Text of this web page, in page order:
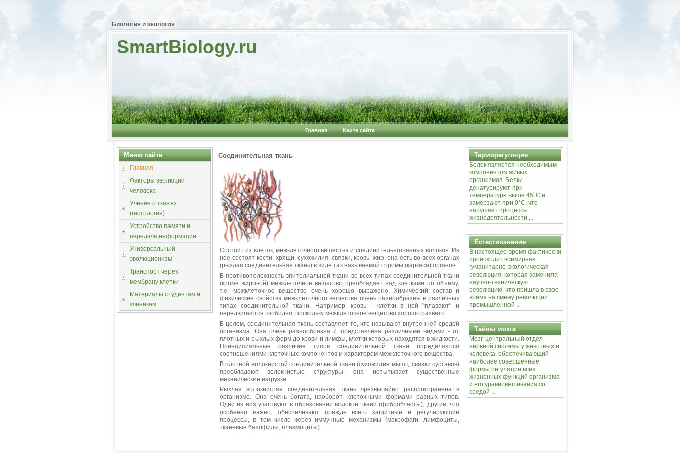
Биология и экология
SmartBiology.ru
Главная Карта сайта
Меню сайта
Главная
Факторы эволюции
человека
Учение о тканях
(гистология)
Устройство памяти и
передача информации
Универсальный
эволюционизм
Транспорт через
мембрану клетки
Материалы студентам и
ученикам
Соединительная ткань
Состоит из клеток, межклеточного вещества и соединительнотканных волокон. Из
нее состоят кости, хрящи, сухожилия, связки, кровь, жир, она есть во всех органах
(рыхлая соединительная ткань) в виде так называемой стромы (каркаса) органов.
В противоположность эпителиальной ткани во всех типах соединительной ткани
(кроме жировой) межклеточное вещество преобладает над клетками по объему,
т.е. межклеточное вещество очень хорошо выражено. Химический состав и
физические свойства межклеточного вещества очень разнообразны в различных
типах соединительной ткани. Например, кровь - клетки в ней "плавают" и
передвигаются свободно, поскольку межклеточное вещество хорошо развито.
В целом, соединительная ткань составляет то, что называют внутренней средой
организма. Она очень разнообразна и представлена различными видами - от
плотных и рыхлых форм до крови и лимфы, клетки которых находятся в жидкости.
Принципиальные различия типов соединительной ткани определяются
соотношениями клеточных компонентов и характером межклеточного вещества.
В плотной волокнистой соединительной ткани (сухожилия мышц, связки суставов)
преобладают волокнистые структуры, она испытывает существенные
механические нагрузки.
Рыхлая волокнистая соединительная ткань чрезвычайно распространена в
организме. Она очень богата, наоборот, клеточными формами разных типов.
Одни из них участвуют в образовании волокон ткани (фибробласты), другие, что
особенно важно, обеспечивают прежде всего защитные и регулирующие
процессы, в том числе через иммунные механизмы (макрофаги, лимфоциты,
тканевые базофилы, плазмоциты).
Терморегуляция
Белок является необходимым
компонентом живых
организмов. Белки
денатурируют при
температуре выше 45°С и
замерзают при 0°С, что
нарушает процессы
жизнедеятельности ...
Естествознание
В настоящее время фактически
происходит всемирная
гуманитарно-экологическая
революция, которая заменила
научно-техническую
революцию, что пришла в свое
время на смену революции
промышленной ...
Тайны мозга
Мозг, центральный отдел
нервной системы у животных и
человека, обеспечивающий
наиболее совершенные
формы регуляции всех
жизненных функций организма
и его уравновешивания со
средой ...